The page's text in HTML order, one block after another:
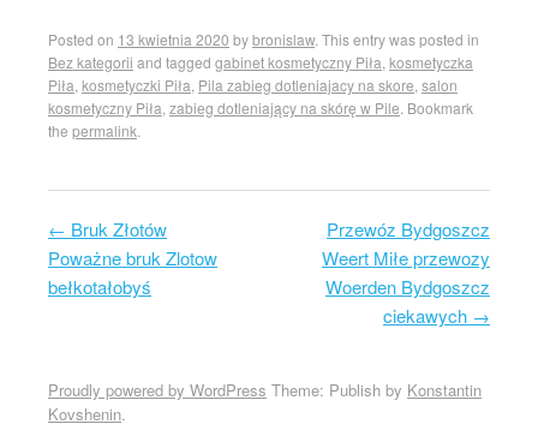
Posted on 13 kwietnia 2020 bybronislaw. This entry was posted in
Bez kategorii and tagged gabinet kosmetyczny Piła kosmetyczka
Piła kosmetyczki Piła Pila zabieg dotleniajacy na skore salon
kosmetyczny Piła zabieg dotleniający na skórę w Pile . Bookmark
the permalink
Post navigation
← Bruk Złotów
Poważne bruk Zlotow
bełkotałobyś
Przewóz Bydgoszcz
Weert Miłe przewozy
Woerden Bydgoszcz
ciekawych →
Proudly powered by WordPress Theme: Publish by Konstantin
Kovshenin.